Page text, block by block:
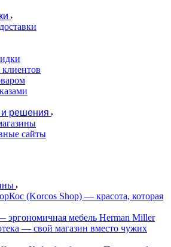
и решения
сайты
(Korcos Shop) — красота, которая
эргономичная мебель Herman Miller
— свой магазин вместо чужих